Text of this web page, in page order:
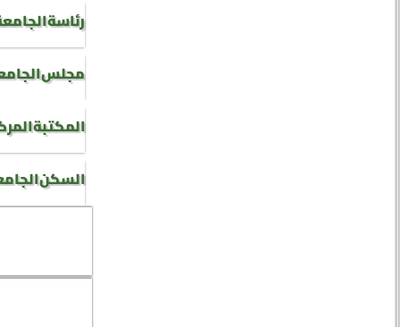
رئاسة
مجلس
المكتبة
السكن